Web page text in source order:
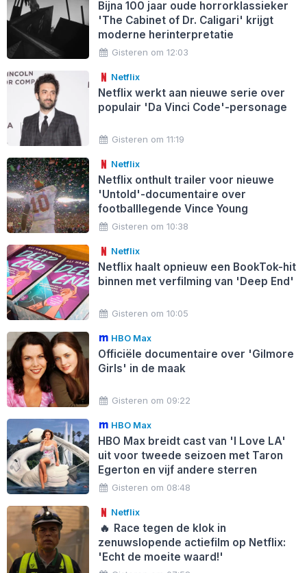
Bijna 100 jaar oude horrorklassieker
'The Cabinet of Dr. Caligari' krijgt
moderne herinterpretatie
Gisteren om 12:03
Netflix
Netflix werkt aan nieuwe serie over
populair 'Da Vinci Code'-personage
Gisteren om 11:19
Netflix
Netflix onthult trailer voor nieuwe
'Untold'-documentaire over
footballlegende Vince Young
Gisteren om 10:38
Netflix
Netflix haalt opnieuw een BookTok-hit
binnen met verfilming van 'Deep End'
Gisteren om 10:05
HBO Max
Officiële documentaire over 'Gilmore
Girls' in de maak
Gisteren om 09:22
HBO Max
HBO Max breidt cast van 'I Love LA'
uit voor tweede seizoen met Taron
Egerton en vijf andere sterren
Gisteren om 08:48
Netflix
🔥 Race tegen de klok in
zenuwslopende actiefilm op Netflix:
'Echt de moeite waard!'